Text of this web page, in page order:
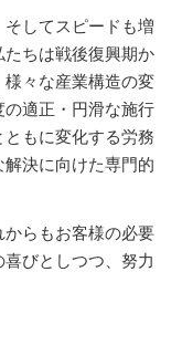
してスピードも増
たちは戦後復興期か
々な産業構造の変
適正・円滑な施行
もに変化する労務
決に向けた専門的
らもお客様の必要
びとしつつ、努力